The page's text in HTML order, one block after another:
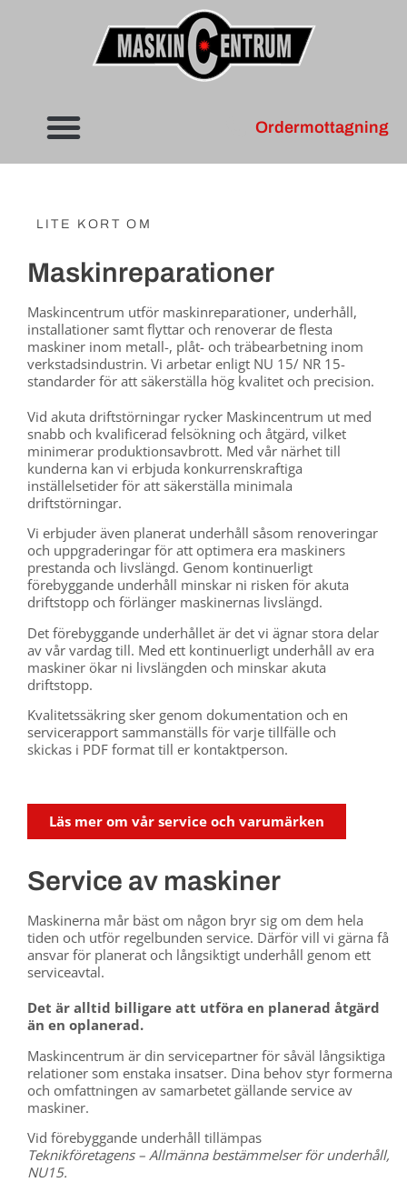
Ordermottagning
LITE KORT OM
Maskinreparationer
Maskincentrum utför maskinreparationer, underhåll,
installationer samt flyttar och renoverar de flesta
maskiner inom metall-, plåt- och trä­bear­betning inom
verkstadsindustrin. Vi arbetar enligt NU 15/ NR 15-
standarder för att säkerställa hög kvalitet och precision.
Vid akuta driftstörningar rycker Maskincentrum ut med
snabb och kvalificerad felsökning och åtgärd, vilket
minimerar produktionsavbrott. Med vår närhet till
kunderna kan vi erbjuda konkurrenskraftiga
inställelsetider för att säkerställa minimala
driftstörningar.
Vi erbjuder även planerat underhåll såsom renoveringar
och uppgraderingar för att optimera era maskiners
prestanda och livslängd. Genom kontinuerligt
förebyggande underhåll minskar ni risken för akuta
driftstopp och förlänger maskinernas livslängd.
Det förebyggande underhållet är det vi ägnar stora delar
av vår vardag till. Med ett kontinuerligt underhåll av era
maskiner ökar ni livslängden och minskar akuta
driftstopp.
Kvalitetssäkring sker genom dokumentation och en
servicerapport sammanställs för varje tillfälle och
skickas i PDF format till er kontaktperson.
Läs mer om vår service och varumärken
Service av maskiner
Maskinerna mår bäst om någon bryr sig om dem hela
tiden och utför regelbunden service. Därför vill vi gärna få
ansvar för planerat och långsiktigt underhåll genom ett
serviceavtal.
Det är alltid billigare att utföra en planerad åtgärd
än en oplanerad.
Maskincentrum är din servicepartner för såväl långsiktiga
relationer som enstaka insatser. Dina behov styr formerna
och omfattningen av samarbetet gällande service av
maskiner.
Vid förebyggande underhåll tillämpas
Teknikföretagens – Allmänna bestämmelser för underhåll,
NU15.